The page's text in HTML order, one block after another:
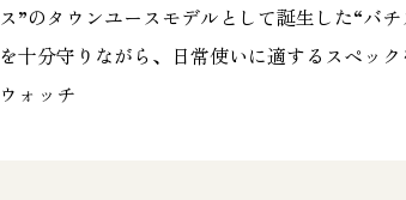
ス”のタウンユースモデルとして誕生した“バ
を十分守りながら、日常使いに適するスペッ
ウォッチ